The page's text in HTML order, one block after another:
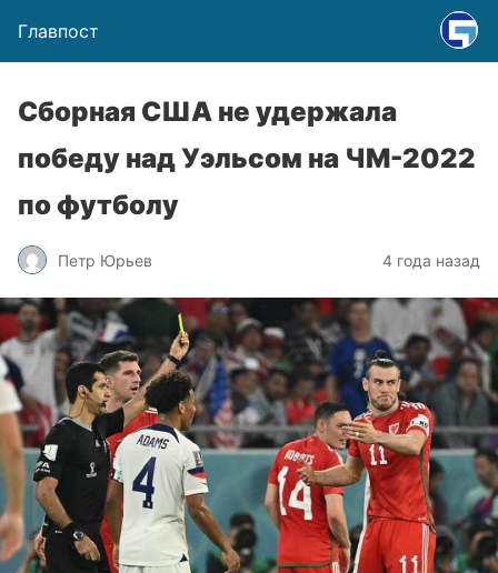
Главпост
Сборная США не удержала
победу над Уэльсом на ЧМ-2022
по футболу
Петр Юрьев 4 года назад